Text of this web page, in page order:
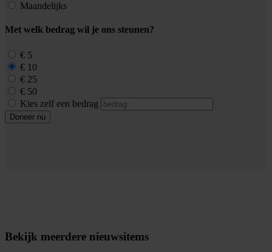
Maandelijks
Met welk bedrag wil je ons steunen?
€ 5
€ 10
€ 25
€ 50
Kies zelf een bedrag
Doneer nu
Bekijk meerdere nieuwsitems